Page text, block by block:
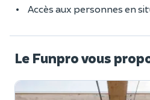
Accès aux personnes en
Le Funpro vous